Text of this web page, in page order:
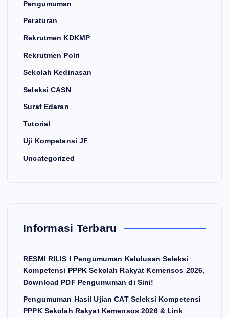
Pengumuman
Peraturan
Rekrutmen KDKMP
Rekrutmen Polri
Sekolah Kedinasan
Seleksi CASN
Surat Edaran
Tutorial
Uji Kompetensi JF
Uncategorized
Informasi Terbaru
RESMI RILIS ! Pengumuman Kelulusan Seleksi
Kompetensi PPPK Sekolah Rakyat Kemensos 2026,
Download PDF Pengumuman di Sini!
Pengumuman Hasil Ujian CAT Seleksi Kompetensi
PPPK Sekolah Rakyat Kemensos 2026 & Link